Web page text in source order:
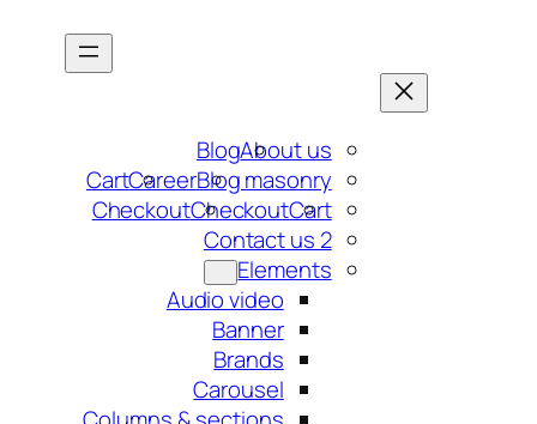
About us
Blog
Blog masonry
Career
Cart
Cart
Checkout
Checkout
Contact us 2
Elements
Audio video
Banner
Brands
Carousel